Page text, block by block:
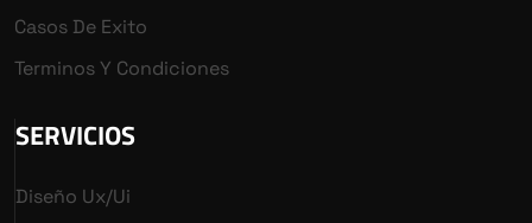
Casos De Exito
Terminos Y Condiciones
SERVICIOS
Diseño Ux/ui